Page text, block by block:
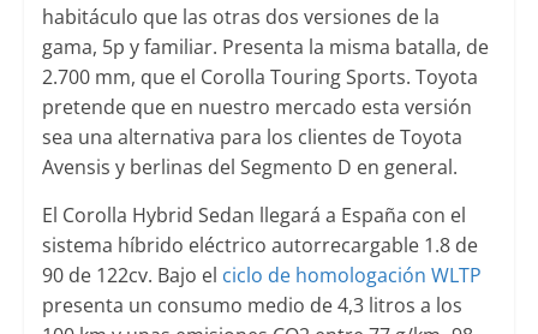
habitáculo que las otras dos versiones de la
gama, 5p y familiar. Presenta la misma batalla, de
2.700 mm, que el Corolla Touring Sports. Toyota
pretende que en nuestro mercado esta versión
sea una alternativa para los clientes de Toyota
Avensis y berlinas del Segmento D en general.
El Corolla Hybrid Sedan llegará a España con el
sistema híbrido eléctrico autorrecargable 1.8 de
90 de 122cv. Bajo el ciclo de homologación WLTP
presenta un consumo medio de 4,3 litros a los